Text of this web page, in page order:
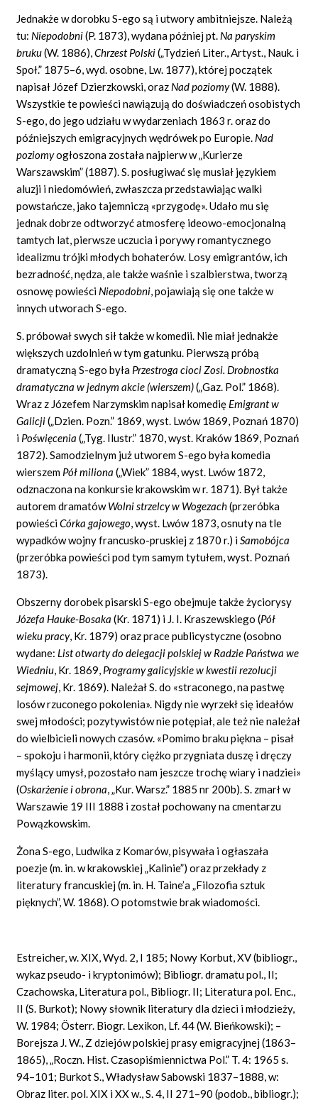
Jednakże w dorobku S-ego są i utwory ambitniejsze. Należą
tu: Niepodobni(P. 1873), wydana później pt. Na paryskim
bruku(W. 1886),Chrzest Polski(„Tydzień Liter., Artyst., Nauk. i
Społ.” 1875–6, wyd. osobne, Lw. 1877), której początek
napisał Józef Dzierzkowski, oraz Nad poziomy(W. 1888).
Wszystkie te powieści nawiązują do doświadczeń osobistych
S-ego, do jego udziału w wydarzeniach 1863 r. oraz do
późniejszych emigracyjnych wędrówek po Europie. Nad
poziomyogłoszona została najpierw w „Kurierze
Warszawskim” (1887). S. posługiwać się musiał językiem
aluzji i niedomówień, zwłaszcza przedstawiając walki
powstańcze, jako tajemniczą «przygodę». Udało mu się
jednak dobrze odtworzyć atmosferę ideowo-emocjonalną
tamtych lat, pierwsze uczucia i porywy romantycznego
idealizmu trójki młodych bohaterów. Losy emigrantów, ich
bezradność, nędza, ale także waśnie i szalbierstwa, tworzą
osnowę powieści Niepodobni, pojawiają się one także w
innych utworach S-ego.
S. próbował swych sił także w komedii. Nie miał jednakże
większych uzdolnień w tym gatunku. Pierwszą próbą
dramatyczną S-ego była Przestroga cioci Zosi. Drobnostka
dramatyczna w jednym akcie (wierszem)(„Gaz. Pol.” 1868).
Wraz z Józefem Narzymskim napisał komedię Emigrant w
Galicji(„Dzien. Pozn.” 1869, wyst. Lwów 1869, Poznań 1870)
i Poświęcenia(„Tyg. Ilustr.” 1870, wyst. Kraków 1869, Poznań
1872). Samodzielnym już utworem S-ego była komedia
wierszem Pół miliona(„Wiek” 1884, wyst. Lwów 1872,
odznaczona na konkursie krakowskim w r. 1871). Był także
autorem dramatówWolni strzelcy w Wogezach(przeróbka
powieściCórka gajowego, wyst. Lwów 1873, osnuty na tle
wypadków wojny francusko-pruskiej z 1870 r.) iSamobójca
(przeróbka powieści pod tym samym tytułem, wyst. Poznań
1873).
Obszerny dorobek pisarski S-ego obejmuje także życiorysy
Józefa Hauke-Bosaka(Kr. 1871) i J. I. Kraszewskiego (Pół
wieku pracy, Kr. 1879) oraz prace publicystyczne (osobno
wydane: List otwarty do delegacji polskiej w Radzie Państwa we
Wiedniu, Kr. 1869, Programy galicyjskie w kwestii rezolucji
sejmowej, Kr. 1869). Należał S. do «straconego, na pastwę
losów rzuconego pokolenia». Nigdy nie wyrzekł się ideałów
swej młodości; pozytywistów nie potępiał, ale też nie należał
do wielbicieli nowych czasów. «Pomimo braku piękna – pisał
– spokoju i harmonii, który ciężko przygniata duszę i dręczy
myślący umysł, pozostało nam jeszcze trochę wiary i nadziei»
(Oskarżenie i obrona, „Kur. Warsz.” 1885 nr 200b). S. zmarł w
Warszawie 19 III 1888 i został pochowany na cmentarzu
Powązkowskim.
Żona S-ego, Ludwika z Komarów, pisywała i ogłaszała
poezje (m. in. w krakowskiej „Kalinie”) oraz przekłady z
literatury francuskiej (m. in. H. Taine’a „Filozofia sztuk
pięknych”, W. 1868). O potomstwie brak wiadomości.
Estreicher, w. XIX, Wyd. 2, I 185; Nowy Korbut, XV (bibliogr.,
wykaz pseudo- i kryptonimów); Bibliogr. dramatu pol., II;
Czachowska, Literatura pol., Bibliogr. II; Literatura pol. Enc.,
II (S. Burkot); Nowy słownik literatury dla dzieci i młodzieży,
W. 1984; Österr. Biogr. Lexikon, Lf. 44 (W. Bieńkowski); –
Borejsza J. W., Z dziejów polskiej prasy emigracyjnej (1863–
1865), „Roczn. Hist. Czasopiśmiennictwa Pol.” T. 4: 1965 s.
94–101; Burkot S., Władysław Sabowski 1837–1888, w:
Obraz liter. pol. XIX i XX w., S. 4, II 271–90 (podob., bibliogr.);